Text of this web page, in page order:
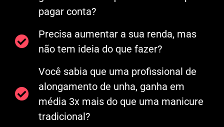
pagar conta?
Precisa aumentar a sua renda, mas
não tem ideia do que fazer?
Você sabia que uma profissional de
alongamento de unha, ganha em
média 3x mais do que uma manicure
tradicional?